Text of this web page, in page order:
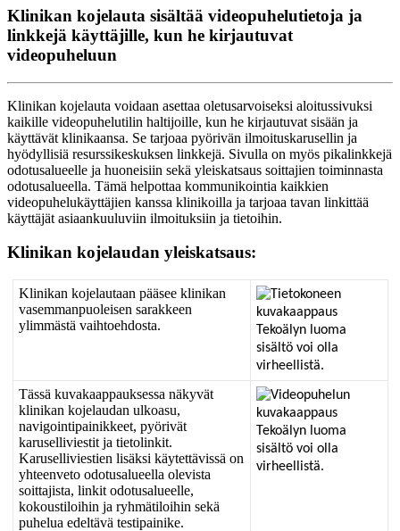
Klinikan kojelauta sisältää videopuhelutietoja ja
linkkejä käyttäjille, kun he kirjautuvat
videopuheluun
Klinikan kojelauta voidaan asettaa oletusarvoiseksi aloitussivuksi
kaikille videopuhelutilin haltijoille, kun he kirjautuvat sisään ja
käyttävät klinikaansa. Se tarjoaa pyörivän ilmoituskarusellin ja
hyödyllisiä resurssikeskuksen linkkejä. Sivulla on myös pikalinkkejä
odotusalueelle ja huoneisiin sekä yleiskatsaus soittajien toiminnasta
odotusalueella. Tämä helpottaa kommunikointia kaikkien
videopuhelukäyttäjien kanssa klinikoilla ja tarjoaa tavan linkittää
käyttäjät asiaankuuluviin ilmoituksiin ja tietoihin.
Klinikan kojelaudan yleiskatsaus:
Klinikan kojelautaan pääsee klinikan
vasemmanpuoleisen sarakkeen
ylimmästä vaihtoehdosta.
Tässä kuvakaappauksessa näkyvät
klinikan kojelaudan ulkoasu,
navigointipainikkeet, pyörivät
karuselliviestit ja tietolinkit.
Karuselliviestien lisäksi käytettävissä on
yhteenveto odotusalueella olevista
soittajista, linkit odotusalueelle,
kokoustiloihin ja ryhmätiloihin sekä
puhelua edeltävä testipainike.